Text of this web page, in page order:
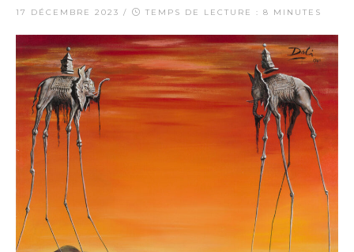
17 DÉCEMBRE 2023 / TEMPS DE LECTURE : 8 MINUTES